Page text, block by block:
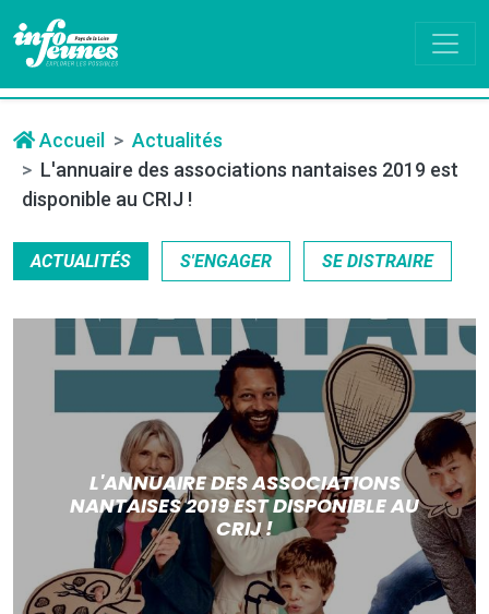
Accueil
Actualités
L'annuaire des associations nantaises 2019 est
disponible au CRIJ !
ACTUALITÉS S'ENGAGER SE DISTRAIRE
L'ANNUAIRE DES ASSOCIATIONS
NANTAISES 2019 EST DISPONIBLE AU
CRIJ !